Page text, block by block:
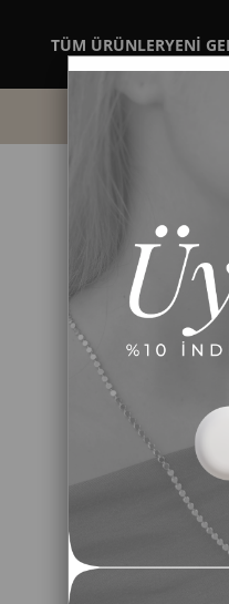
TÜM ÜRÜNLERYENİ
Daire
₺479,90